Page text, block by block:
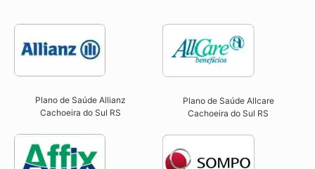
Plano de Saúde Allianz
Cachoeira do Sul RS​
Plano de Saúde Allcare
Cachoeira do Sul RS​